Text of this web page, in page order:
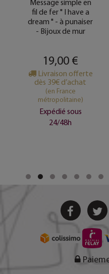
Message simple en
fil de fer " I have a
dream " - à punaiser
- Bijoux de mur
19,00 €
Livraison offerte
dès 39€ d’achat
(en France
métropolitaine)
Expédié sous
24/48h